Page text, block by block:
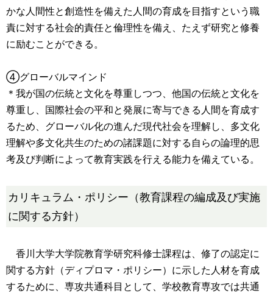
かな人間性と創造性を備えた人間の育成を目指すという職
責に対する社会的責任と倫理性を備え、たえず研究と修養
に励むことができる。
④グローバルマインド
＊我が国の伝統と文化を尊重しつつ、他国の伝統と文化を
尊重し、国際社会の平和と発展に寄与できる人間を育成す
るため、グローバル化の進んだ現代社会を理解し、多文化
理解や多文化共生のための諸課題に対する自らの論理的思
考及び判断によって教育実践を行える能力を備えている。
カリキュラム・ポリシー（教育課程の編成及び実施
に関する方針）
香川大学大学院教育学研究科修士課程は、修了の認定に
関する方針（ディプロマ・ポリシー）に示した人材を育成
するために、専攻共通科目として、学校教育専攻では共通